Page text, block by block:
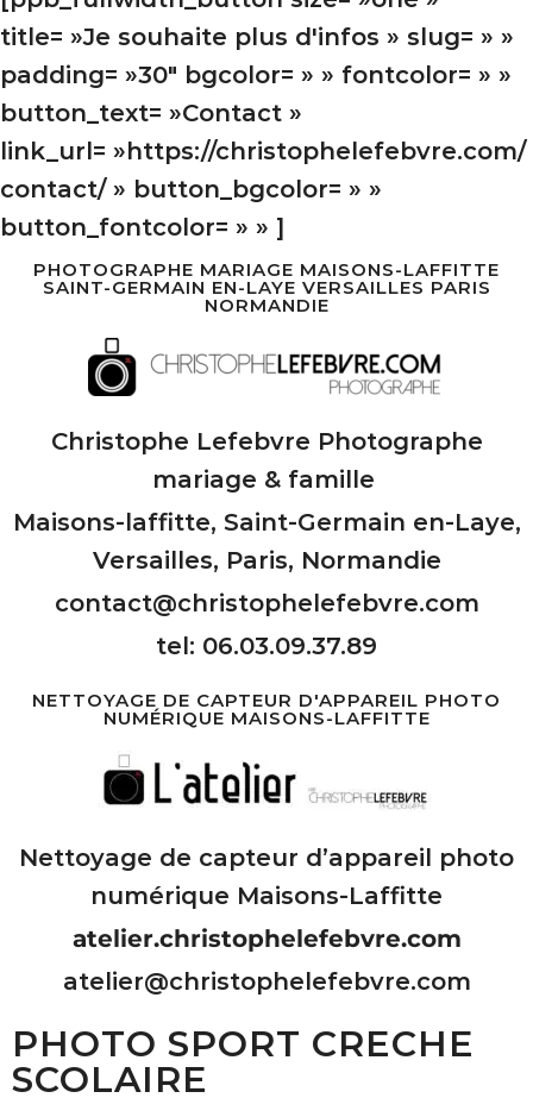
title= »Je souhaite plus d'infos » slug= » »
padding= »30″ bgcolor= » » fontcolor= » »
button_text= »Contact »
link_url= »https://christophelefebvre.com/
contact/ » button_bgcolor= » »
button_fontcolor= » » ]
PHOTOGRAPHE MARIAGE MAISONS-LAFFITTE
SAINT-GERMAIN EN-LAYE VERSAILLES PARIS
NORMANDIE
Christophe Lefebvre Photographe
mariage & famille
Maisons-laffitte, Saint-Germain en-Laye,
Versailles, Paris, Normandie
contact@christophelefebvre.com
tel: 06.03.09.37.89
NETTOYAGE DE CAPTEUR D'APPAREIL PHOTO
NUMÉRIQUE MAISONS-LAFFITTE
Nettoyage de capteur d’appareil photo
numérique Maisons-Laffitte
atelier.christophelefebvre.com
atelier@christophelefebvre.com
PHOTO SPORT CRECHE
SCOLAIRE